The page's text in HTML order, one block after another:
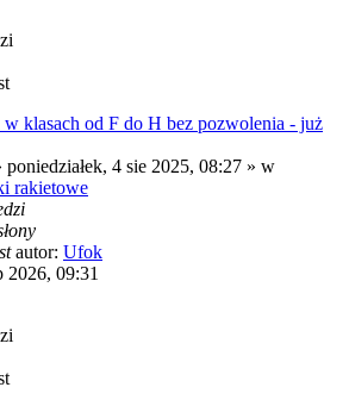
klasach od F do H bez pozwolenia - już
poniedziałek, 4 sie 2025, 08:27 » w
rakietowe
autor: Ufok
2026, 09:31